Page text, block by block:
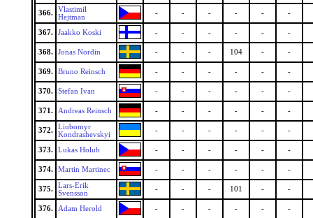
366.
Vlastimil
Hejtman
- - - - - -
367. Jaakko Koski - - - - - -
368. Jonas Nordin - - - 104 - -
369. Bruno Reinsch - - - - - -
370. Stefan Ivan - - - - - -
371. Andreas Reinsch - - - - - -
372.
Liubomyr
Kondrashevskyi
- - - - - -
373. Lukas Holub - - - - - -
374. Martin Martinec - - - - - -
375.
Lars-Erik
Svensson
- - - 101 - -
376. Adam Herold - - - - - -